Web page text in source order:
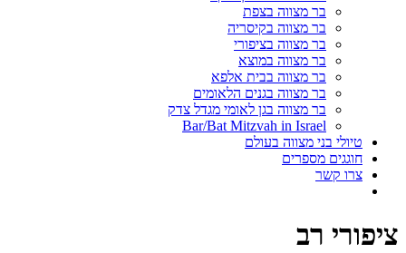
בר מצווה בצפת
בר מצווה בקיסריה
בר מצווה בציפורי
בר מצווה במוצא
בר מצווה בבית אלפא
בר מצווה בגנים הלאומים
בר מצווה בגן לאומי מגדל צדק
Bar/Bat Mitzvah in Israel
טיולי בני מצווה בעולם
חוגגים מספרים
צרו קשר
ציפורי רב